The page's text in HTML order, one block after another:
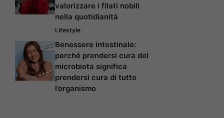
valorizzare i filati nobili
nella quotidianità
Lifestyle
Benessere intestinale:
perché prendersi cura del
microbiota significa
prendersi cura di tutto
l’organismo